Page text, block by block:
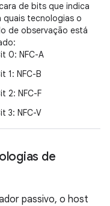
de bits que indica
quais tecnologias o
de observação está
0: NFC-A
1: NFC-B
2: NFC-F
3: NFC-V
de
passivo, o host